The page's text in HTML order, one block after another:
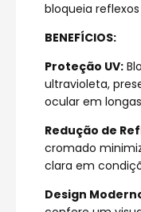
bloqueia reflexos
BENEFÍCIOS:
Proteção UV:
ultravioleta,
ocular em
Redução de
cromado
clara em
Design